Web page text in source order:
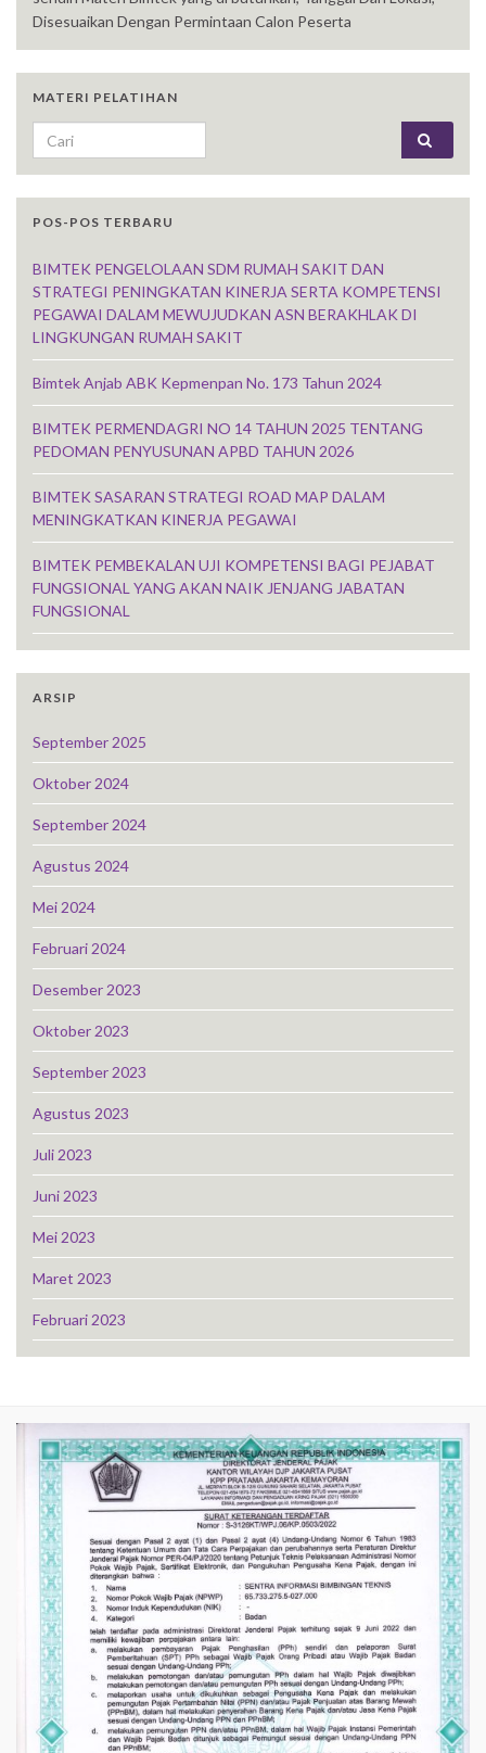
Disesuaikan Dengan Permintaan Calon Peserta
MATERI PELATIHAN
Search for:
POS-POS TERBARU
BIMTEK PENGELOLAAN SDM RUMAH SAKIT DAN
STRATEGI PENINGKATAN KINERJA SERTA KOMPETENSI
PEGAWAI DALAM MEWUJUDKAN ASN BERAKHLAK DI
LINGKUNGAN RUMAH SAKIT
Bimtek Anjab ABK Kepmenpan No. 173 Tahun 2024
BIMTEK PERMENDAGRI NO 14 TAHUN 2025 TENTANG
PEDOMAN PENYUSUNAN APBD TAHUN 2026
BIMTEK SASARAN STRATEGI ROAD MAP DALAM
MENINGKATKAN KINERJA PEGAWAI
BIMTEK PEMBEKALAN UJI KOMPETENSI BAGI PEJABAT
FUNGSIONAL YANG AKAN NAIK JENJANG JABATAN
FUNGSIONAL
ARSIP
September 2025
Oktober 2024
September 2024
Agustus 2024
Mei 2024
Februari 2024
Desember 2023
Oktober 2023
September 2023
Agustus 2023
Juli 2023
Juni 2023
Mei 2023
Maret 2023
Februari 2023